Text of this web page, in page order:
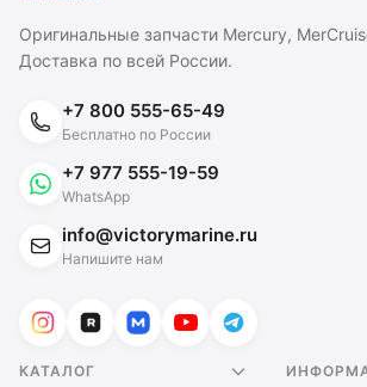
Оригинальные запчасти Mercury,
Доставка по всей России.
+7 800 555-65-49
Бесплатно по России
+7 977 555-19-59
WhatsApp
info@victorymarine.ru
Напишите нам
КАТАЛОГ